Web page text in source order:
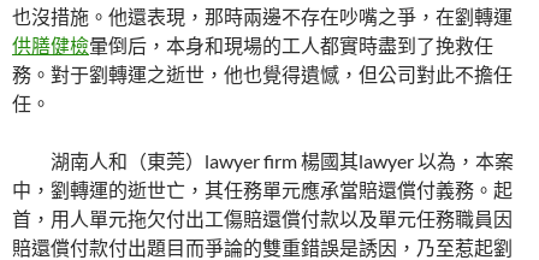
也沒措施。他還表現，那時兩邊不存在吵嘴之爭，在劉轉運
供膳健檢暈倒后，本身和現場的工人都實時盡到了挽救任
務。對于劉轉運之逝世，他也覺得遺憾，但公司對此不擔任
任。
湖南人和（東莞）lawyer firm 楊國其lawyer 以為，本案
中，劉轉運的逝世亡，其任務單元應承當賠還償付義務。起
首，用人單元拖欠付出工傷賠還償付款以及單元任務職員因
賠還償付款付出題目而爭論的雙重錯誤是誘因，乃至惹起劉